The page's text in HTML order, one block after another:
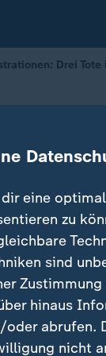
Drei
eine
zu
sind
hinaus
oder abrufen.
nicht